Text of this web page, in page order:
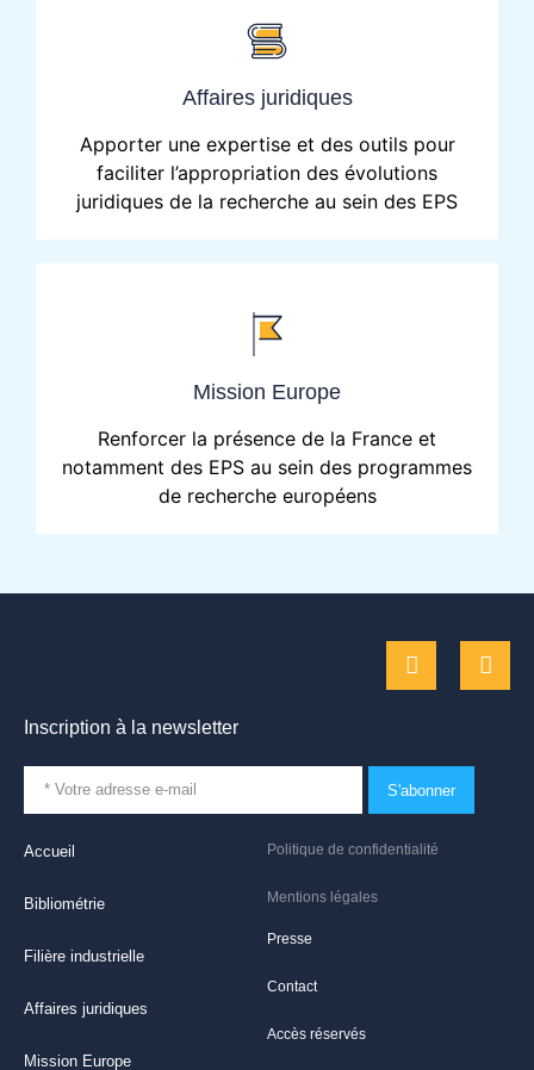
Affaires juridiques
Apporter une expertise et des outils pour
faciliter l’appropriation des évolutions
juridiques de la recherche au sein des EPS
Mission Europe
Renforcer la présence de la France et
notamment des EPS au sein des programmes
de recherche européens
Politique de confidentialité
Mentions légales
Presse
Contact
Accès réservés
Accueil
Bibliométrie
Filière industrielle
Affaires juridiques
Mission Europe
Inscription à la newsletter
S'abonner